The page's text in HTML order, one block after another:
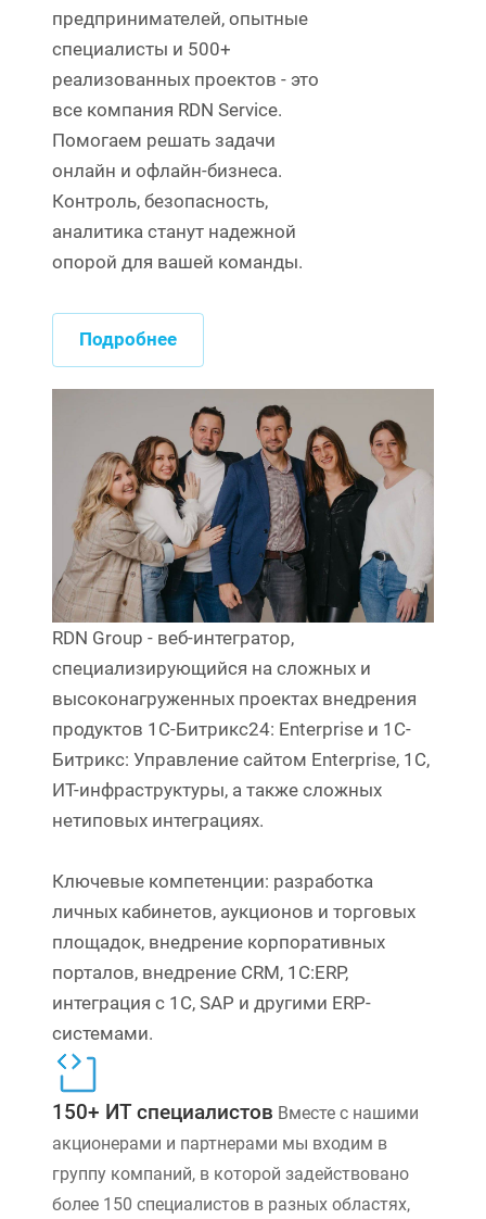
предпринимателей, опытные
специалисты и 500+
реализованных проектов - это
все компания RDN Service.
Помогаем решать задачи
онлайн и офлайн-бизнеса.
Контроль, безопасность,
аналитика станут надежной
опорой для вашей команды.
Подробнее
RDN Group - веб-интегратор,
специализирующийся на сложных и
высоконагруженных проектах внедрения
продуктов 1С-Битрикс24: Enterprise и 1C-
Битрикс: Управление сайтом Enterprise, 1С,
ИТ-инфраструктуры, а также сложных
нетиповых интеграциях.
Ключевые компетенции: разработка
личных кабинетов, аукционов и торговых
площадок, внедрение корпоративных
порталов, внедрение CRM, 1С:ERP,
интеграция с 1С, SAP и другими ERP-
системами.
150+ ИТ специалистов Вместе с нашими
акционерами и партнерами мы входим в
группу компаний, в которой задействовано
более 150 специалистов в разных областях,